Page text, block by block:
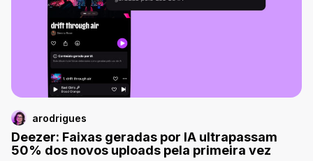
arodrigues
Deezer: Faixas geradas por IA ultrapassam
50% dos novos uploads pela primeira vez